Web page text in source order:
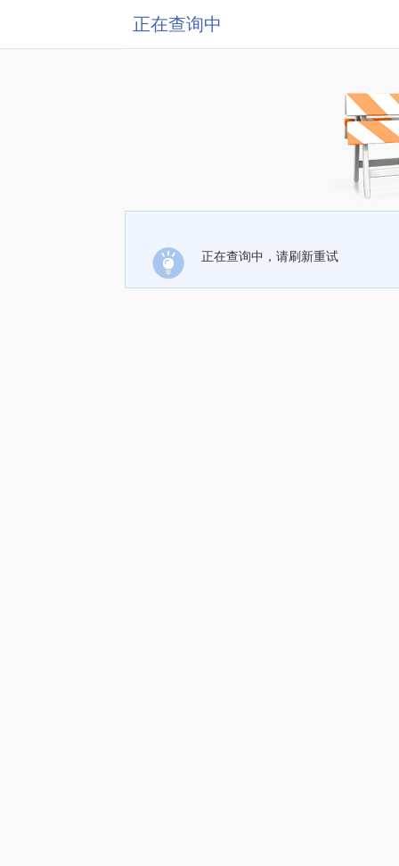
正在查询中
正在查询中，请刷新重试